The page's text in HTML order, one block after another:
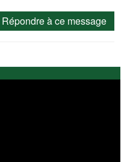
Répondre à ce message